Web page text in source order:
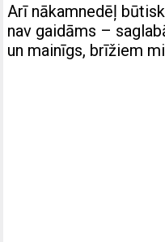
Arī nākamnedēļ
nav gaidāms –
un mainīgs, brīžiem